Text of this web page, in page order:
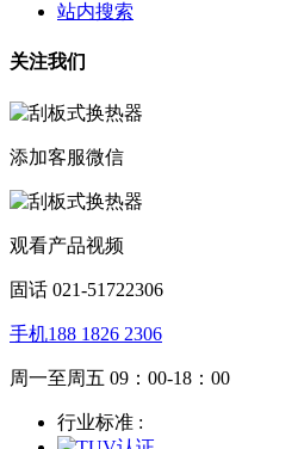
站内搜索
关注我们
添加客服微信
观看产品视频
固话 021-51722306
手机188 1826 2306
周一至周五 09：00-18：00
行业标准 :